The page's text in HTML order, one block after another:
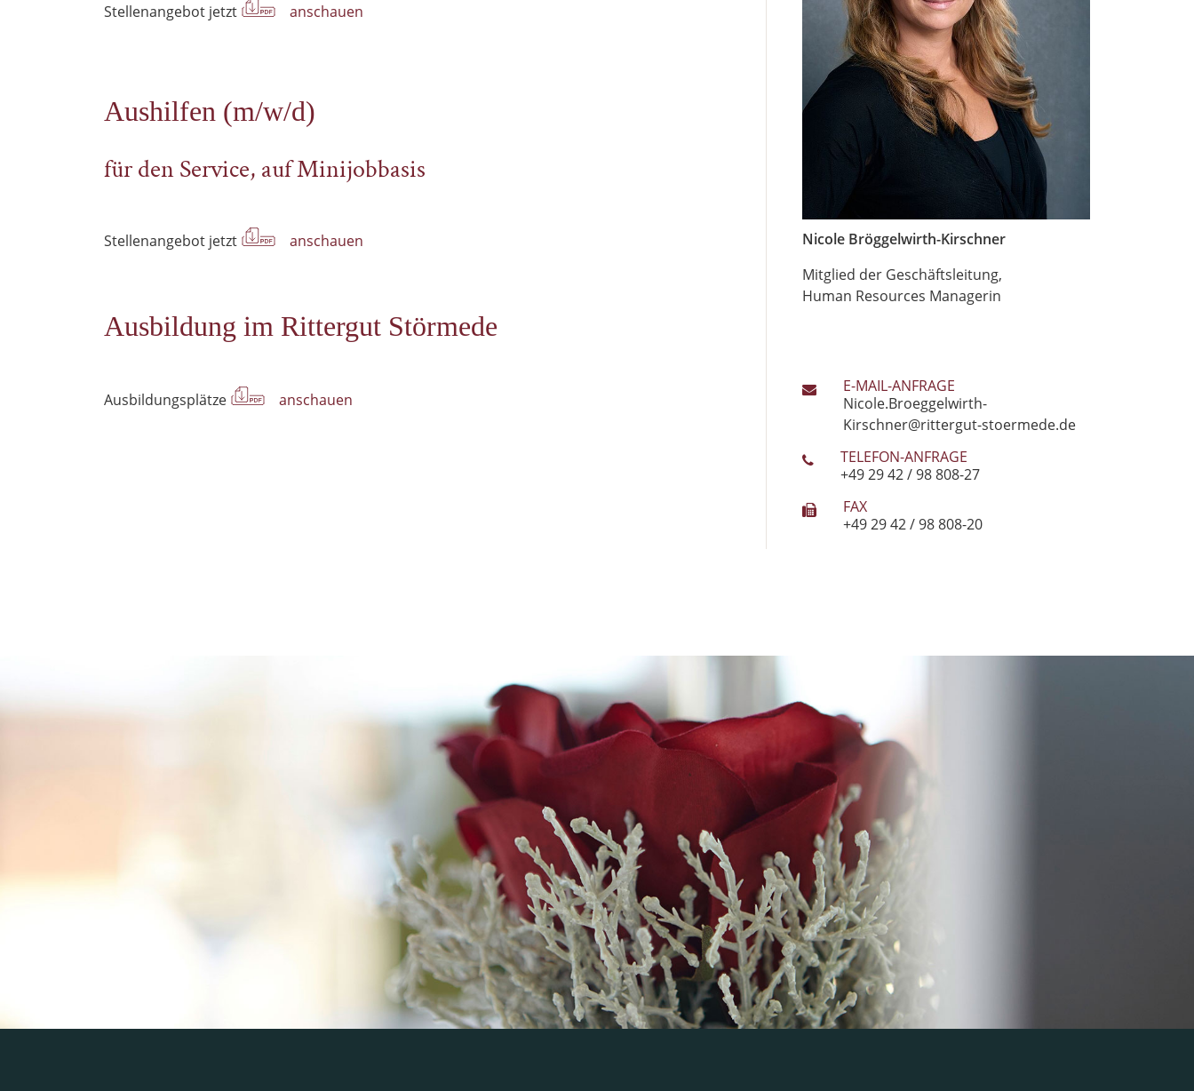
Stellenangebot jetzt anschauen
Aushilfen (m/w/d)
für den Service, auf Minijobbasis
Stellenangebot jetzt anschauen
Ausbildung im Rittergut Störmede
Ausbildungsplätze anschauen
Nicole Bröggelwirth-Kirschner
Mitglied der Geschäftsleitung,
Human Resources Managerin
E-MAIL-ANFRAGE
Nicole.Broeggelwirth-
Kirschner@rittergut-stoermede.de
TELEFON-ANFRAGE
+49 29 42 / 98 808-27
FAX
+49 29 42 / 98 808-20